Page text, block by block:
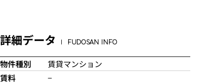
詳細データ FUDOSAN INFO
物件種別
賃貸マンション
賃料
−